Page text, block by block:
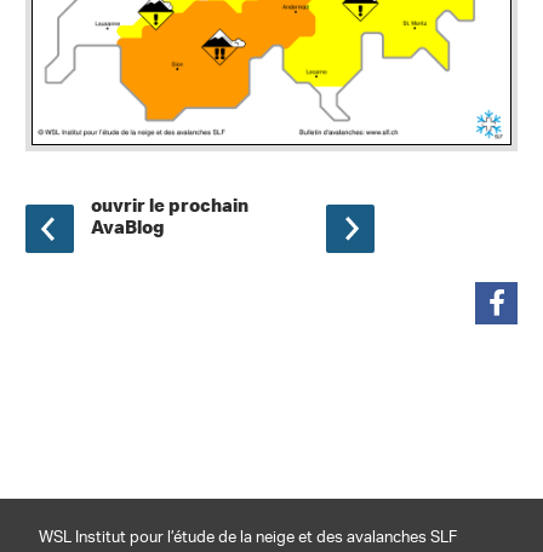
ouvrir le prochain
AvaBlog
WSL Institut pour l’étude de la neige et des avalanches SLF